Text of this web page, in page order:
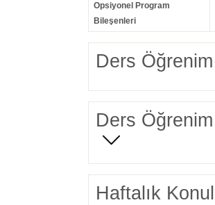
Opsiyonel Program
Bileşenleri
Ders Öğrenim
Ders Öğrenim
Haftalık